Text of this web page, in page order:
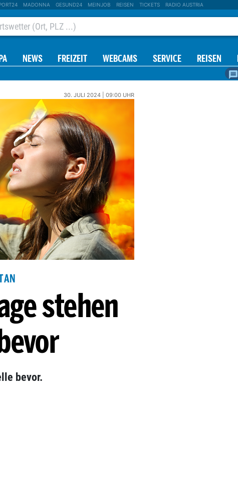
MADONNA GESUND24 MEINJOB REISEN TICKETS RADIO AUSTRIA
NEWS FREIZEIT WEBCAMS SERVICE REISEN
30. JULI 2024 | 09:00 UHR
AN
stehen
bevor.